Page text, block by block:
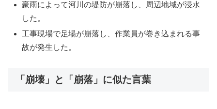
豪雨によって河川の堤防が崩落し、周辺地域が浸水
した。
工事現場で足場が崩落し、作業員が巻き込まれる事
故が発生した。
「崩壊」と「崩落」に似た言葉